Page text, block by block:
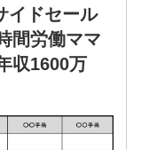
イドセール
間労働ママ
収1600万